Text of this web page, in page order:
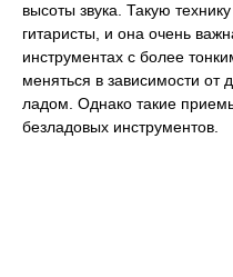
высоты звука. Такую
гитаристы, и она очень
инструментах с более
меняться в зависимости от
ладом. Однако такие
безладовых инструментов.